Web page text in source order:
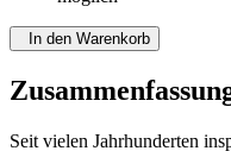
In den Warenkorb
Seit vielen Jahrhunderten